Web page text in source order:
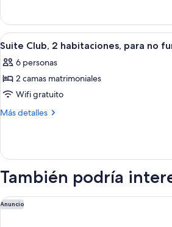
no
fumadores
2
habitaciones,
para
fumadores
Abrir
todas
las
fotos
de
Suite
habitaciones,
no
fumadores
8
Suite Club, 2 habitaciones, para no
6 personas
2 camas matrimoniales
Wifi gratuito
Más detalles
Más
Club,
habitaciones,
no
fumadores
También podría
Anuncio
Calgary Marriott Downtown Hotel